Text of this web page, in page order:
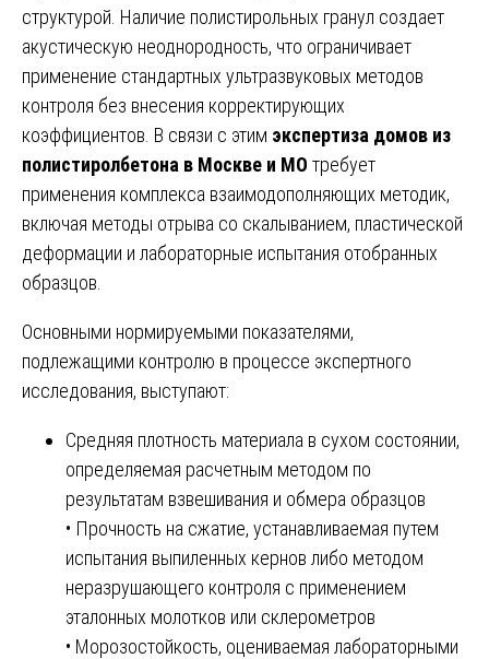
структурой. Наличие полистирольных гранул создает
акустическую неоднородность, что ограничивает
применение стандартных ультразвуковых методов
контроля без внесения корректирующих
коэффициентов. В связи с этим экспертиза домов из
полистиролбетона в Москве и МО требует
применения комплекса взаимодополняющих методик,
включая методы отрыва со скалыванием, пластической
деформации и лабораторные испытания отобранных
образцов.
Основными нормируемыми показателями,
подлежащими контролю в процессе экспертного
исследования, выступают:
Средняя плотность материала в сухом состоянии,
определяемая расчетным методом по
результатам взвешивания и обмера образцов
• Прочность на сжатие, устанавливаемая путем
испытания выпиленных кернов либо методом
неразрушающего контроля с применением
эталонных молотков или склерометров
• Морозостойкость, оцениваемая лабораторными